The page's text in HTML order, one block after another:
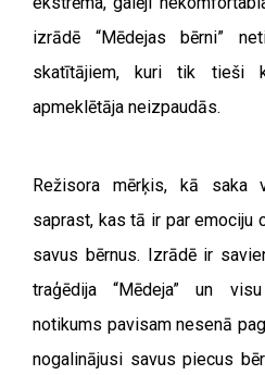
izrādē “Mēdejas bērni”
skatītājiem, kuri tik tieši
apmeklētāja neizpaudās.
Režisora mērķis, kā saka
saprast, kas tā ir par emociju
savus bērnus. Izrādē ir
traģēdija “Mēdeja” un
notikums pavisam nesenā
nogalinājusi savus piecus